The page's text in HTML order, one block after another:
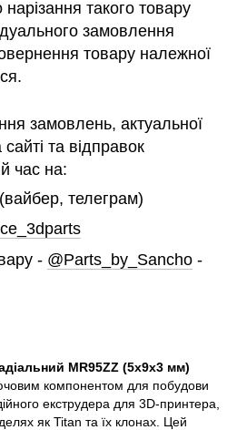
нарізання такого товару
замовлення
товару належної
замовлень, актуальної
та відправок
час на:
(вайбер, телеграм)
- @Parts_by_Sancho -
MR95ZZ (5x9x3 мм)
компонентом для побудови
екструдера для 3D-принтера,
як Titan та їх клонах. Цей